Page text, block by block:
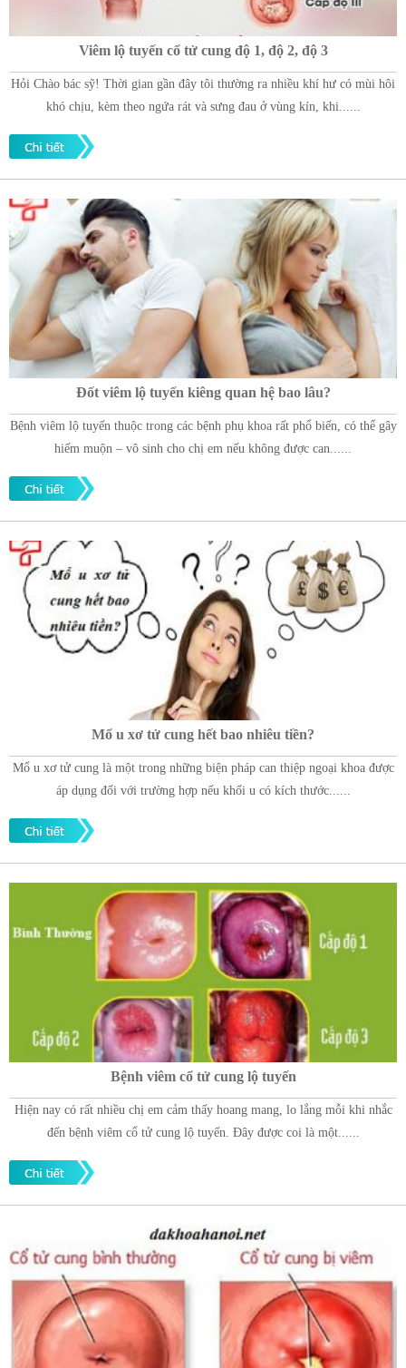
Viêm lộ tuyến cổ tử cung độ 1, độ 2, độ 3
Hỏi Chào bác sỹ! Thời gian gần đây tôi thường ra nhiều khí hư có mùi hôi
khó chịu, kèm theo ngứa rát và sưng đau ở vùng kín, khi......
Đốt viêm lộ tuyến kiêng quan hệ bao lâu?
Bệnh viêm lộ tuyến thuộc trong các bệnh phụ khoa rất phổ biến, có thể gây
hiếm muộn – vô sinh cho chị em nếu không được can......
Mổ u xơ tử cung hết bao nhiêu tiền?
Mổ u xơ tử cung là một trong những biện pháp can thiệp ngoại khoa được
áp dụng đối với trường hợp nếu khối u có kích thước......
Bệnh viêm cổ tử cung lộ tuyến
Hiện nay có rất nhiều chị em cảm thấy hoang mang, lo lắng mỗi khi nhắc
đến bệnh viêm cổ tử cung lộ tuyến. Đây được coi là một......